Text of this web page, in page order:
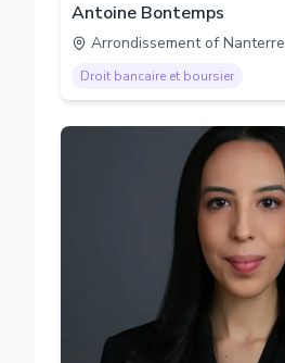
Antoine Bontemps
Arrondissement of Nanterre
Droit bancaire et boursier